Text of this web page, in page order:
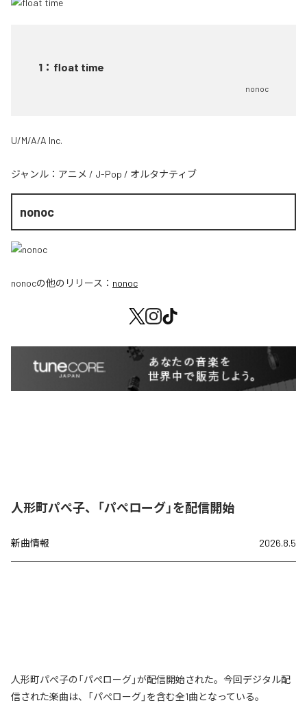
1 ： float time
nonoc
U/M/A/A Inc.
ジャンル： アニメ / J-Pop / オルタナティブ
nonoc
nonocの他のリリース： nonoc
人形町パぺ子、「パぺローグ」を配信開始
新曲情報 2026.8.5
人形町パぺ子の「パぺローグ」が配信開始された。今回デジタル配
信された楽曲は、「パぺローグ」を含む全1曲となっている。